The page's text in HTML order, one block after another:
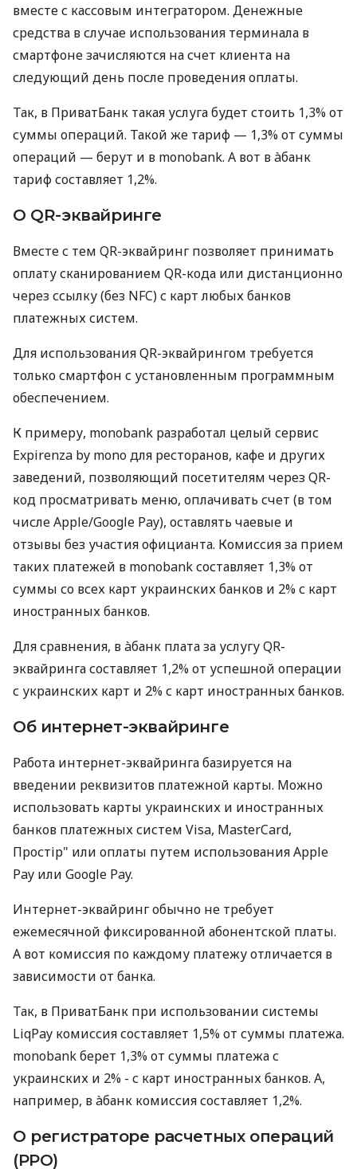
вместе с кассовым интегратором. Денежные
средства в случае использования терминала в
смартфоне зачисляются на счет клиента на
следующий день после проведения оплаты.
Так, в ПриватБанк такая услуга будет стоить 1,3% от
суммы операций. Такой же тариф — 1,3% от суммы
операций — берут и в monobank. А вот в àбанк
тариф составляет 1,2%.
О QR-эквайринге
Вместе с тем QR-эквайринг позволяет принимать
оплату сканированием QR-кода или дистанционно
через ссылку (без NFC) с карт любых банков
платежных систем.
Для использования QR-эквайрингом требуется
только смартфон с установленным программным
обеспечением.
К примеру, monobank разработал целый сервис
Expirenza by mono для ресторанов, кафе и других
заведений, позволяющий посетителям через QR-
код просматривать меню, оплачивать счет (в том
числе Apple/Google Pay), оставлять чаевые и
отзывы без участия официанта. Комиссия за прием
таких платежей в monobank составляет 1,3% от
суммы со всех карт украинских банков и 2% с карт
иностранных банков.
Для сравнения, в àбанк плата за услугу QR-
эквайринга составляет 1,2% от успешной операции
с украинских карт и 2% с карт иностранных банков.
Об интернет-эквайринге
Работа интернет-эквайринга базируется на
введении реквизитов платежной карты. Можно
использовать карты украинских и иностранных
банков платежных систем Visa, MasterCard,
Простір" или оплаты путем использования Apple
Pay или Google Pay.
Интернет-эквайринг обычно не требует
ежемесячной фиксированной абонентской платы.
А вот комиссия по каждому платежу отличается в
зависимости от банка.
Так, в ПриватБанк при использовании системы
LiqPay комиссия составляет 1,5% от суммы платежа.
monobank берет 1,3% от суммы платежа с
украинских и 2% - с карт иностранных банков. А,
например, в àбанк комиссия составляет 1,2%.
О регистраторе расчетных операций
(РРО)